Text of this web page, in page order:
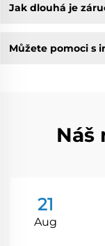
Jak dlouhá je
Můžete pomoci s
Náš
21
Aug